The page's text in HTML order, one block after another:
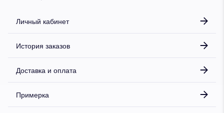
Личный кабинет
История заказов
Доставка и оплата
Примерка